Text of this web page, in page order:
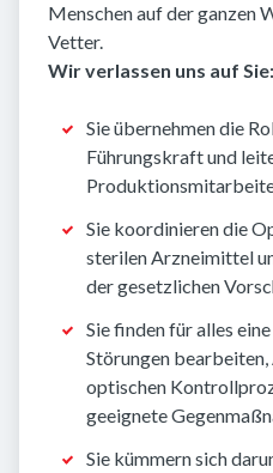
Menschen auf der ganzen
Vetter.
Wir verlassen uns auf Sie:
Sie übernehmen die
Führungskraft und
Sie koordinieren die
sterilen Arzneimittel
der gesetzlichen
Sie finden für alles
Störungen
optischen
geeignete
Sie kümmern sich